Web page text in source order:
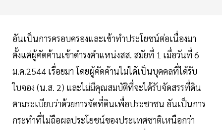
อันเป็นการครอบครองและเข้าทำประโยชน์ต่อเนื่องมา
ตั้งแต่ผู้คัดค้านเข้าดำรงตำแหน่งสส. สมัยที่ 1 เมื่อวันที่ 6
ม.ค.2544 เรื่อยมา โดยผู้คัดค้านไม่ได้เป็นบุคคลที่ได้รับ
ใบจอง (น.ส. 2) และไม่มีคุณสมบัติที่จะได้รับจัดสรรที่ดิน
ตามระเบียบว่าด้วยการจัดที่ดินเพื่อประชาชน อันเป็นการ
กระทำที่ไม่ถือผลประโยชน์ของประเทศชาติเหนือกว่า